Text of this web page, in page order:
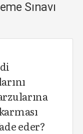
Sınavı
eder?